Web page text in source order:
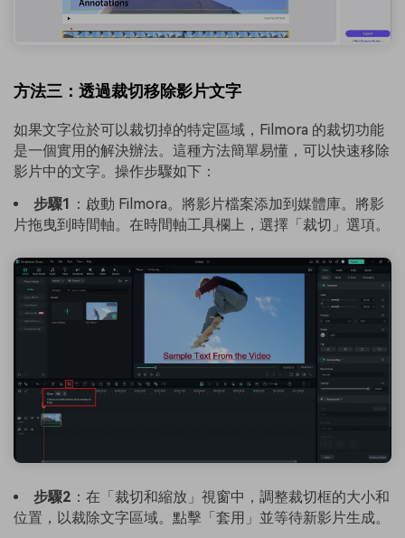
方法三：透過裁切移除影片文字
如果文字位於可以裁切掉的特定區域，Filmora 的裁切功能
是一個實用的解決辦法。這種方法簡單易懂，可以快速移除
影片中的文字。操作步驟如下：
步驟1 ：啟動 Filmora。將影片檔案添加到媒體庫。將影
片拖曳到時間軸。在時間軸工具欄上，選擇「裁切」選項。
步驟2 ：在「裁切和縮放」視窗中，調整裁切框的大小和
位置，以裁除文字區域。點擊「套用」並等待新影片生成。